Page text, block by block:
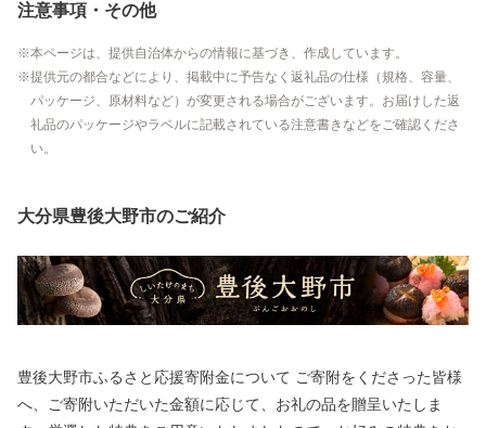
注意事項・その他
本ページは、提供自治体からの情報に基づき、作成しています。
提供元の都合などにより、掲載中に予告なく返礼品の仕様（規格、容量、
パッケージ、原材料など）が変更される場合がございます。お届けした返
礼品のパッケージやラベルに記載されている注意書きなどをご確認くださ
い。
大分県豊後大野市のご紹介
豊後大野市ふるさと応援寄附金について ご寄附をくださった皆様
へ、ご寄附いただいた金額に応じて、お礼の品を贈呈いたしま